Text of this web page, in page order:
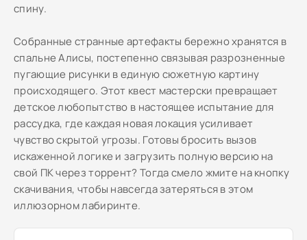
спину.
Собранные странные артефакты бережно хранятся в
спальне Алисы, постепенно связывая разрозненные
пугающие рисунки в единую сюжетную картину
происходящего. Этот квест мастерски превращает
детское любопытство в настоящее испытание для
рассудка, где каждая новая локация усиливает
чувство скрытой угрозы. Готовы бросить вызов
искаженной логике и загрузить полную версию на
свой ПК через торрент? Тогда смело жмите на кнопку
скачивания, чтобы навсегда затеряться в этом
иллюзорном лабиринте.